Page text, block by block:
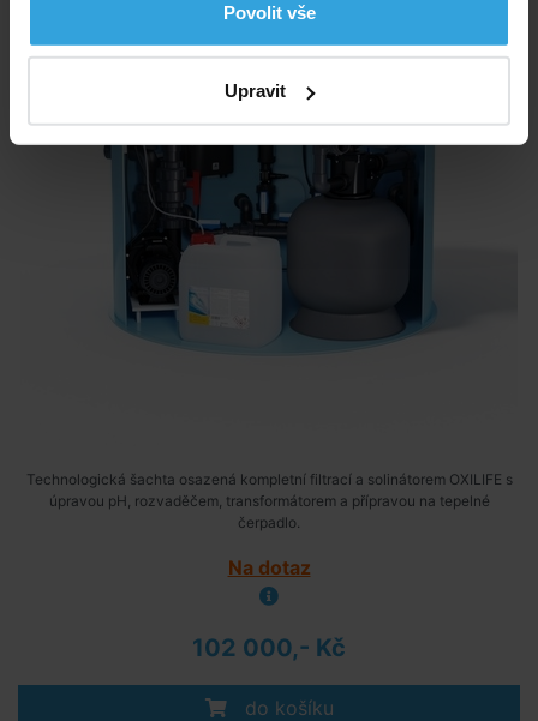
Povolit vše
Upravit
Technologická šachta osazená kompletní filtrací a solinátorem OXILIFE s
úpravou pH, rozvaděčem, transformátorem a přípravou na tepelné
čerpadlo.
Na dotaz
102 000,- Kč
do košíku